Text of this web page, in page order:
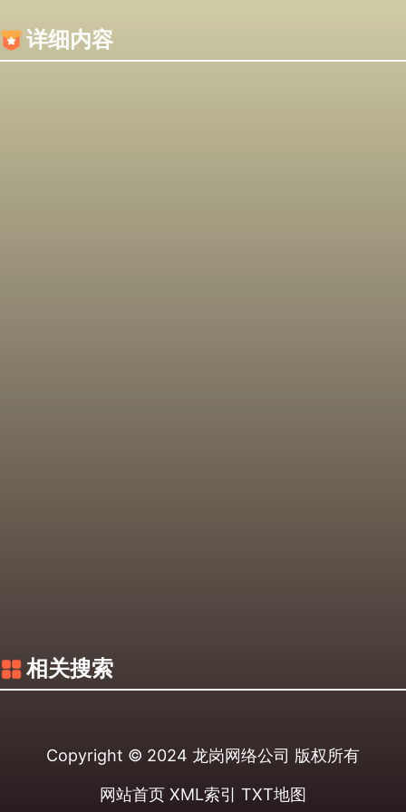
详细内容
相关搜索
Copyright © 2024 龙岗网络公司 版权所有
网站首页 XML索引 TXT地图